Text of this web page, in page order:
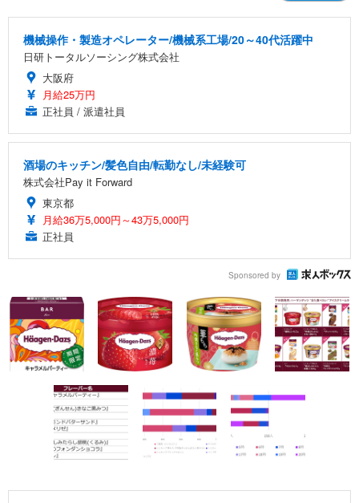
機械操作・製造オペレーター/機械系工場/20～40代活躍中
日研トータルソーシング株式会社
大阪府
月給25万円
正社員 / 派遣社員
酒場のキッチン/髪色自由/転勤なし/未経験可
株式会社Pay it Forward
東京都
月給36万5,000円～43万5,000円
正社員
Sponsored by